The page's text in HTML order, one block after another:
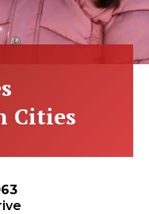
Cities